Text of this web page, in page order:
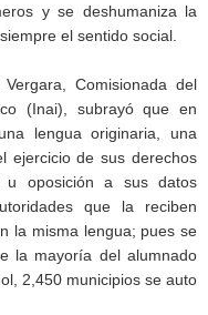
y se deshumaniza la
el sentido social.
Comisionada del
(Inai), subrayó que en
lengua originaria, una
ejercicio de sus derechos
u oposición a sus datos
que la reciben
la misma lengua; pues se
la mayoría del alumnado
2,450 municipios se auto